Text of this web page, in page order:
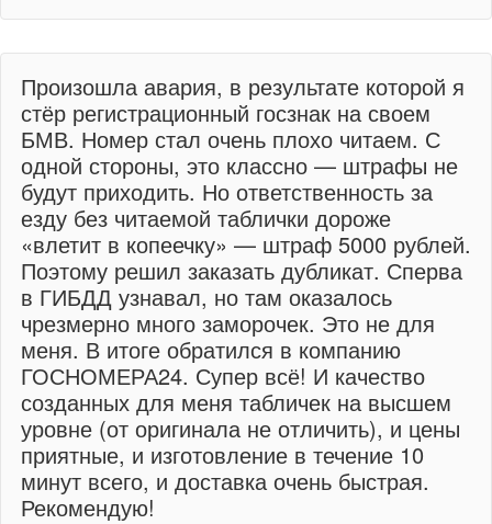
Произошла авария, в результате которой я
стёр регистрационный госзнак на своем
БМВ. Номер стал очень плохо читаем. С
одной стороны, это классно — штрафы не
будут приходить. Но ответственность за
езду без читаемой таблички дороже
«влетит в копеечку» — штраф 5000 рублей.
Поэтому решил заказать дубликат. Сперва
в ГИБДД узнавал, но там оказалось
чрезмерно много заморочек. Это не для
меня. В итоге обратился в компанию
ГОСНОМЕРА24. Супер всё! И качество
созданных для меня табличек на высшем
уровне (от оригинала не отличить), и цены
приятные, и изготовление в течение 10
минут всего, и доставка очень быстрая.
Рекомендую!